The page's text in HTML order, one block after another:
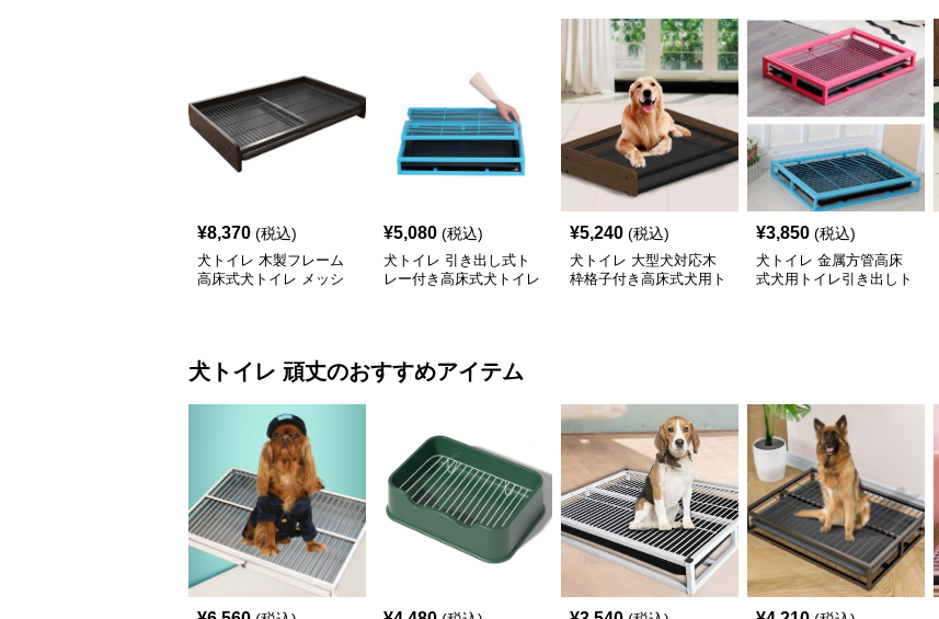
¥8,370 (税込)
犬トイレ 木製フレーム
高床式犬トイレ メッシ
¥5,080 (税込)
犬トイレ 引き出し式ト
レー付き高床式犬トイレ
¥5,240 (税込)
犬トイレ 大型犬対応木
枠格子付き高床式犬用ト
¥3,850 (税込)
犬トイレ 金属方管高床
式犬用トイレ引き出しト
犬トイレ 頑丈のおすすめアイテム